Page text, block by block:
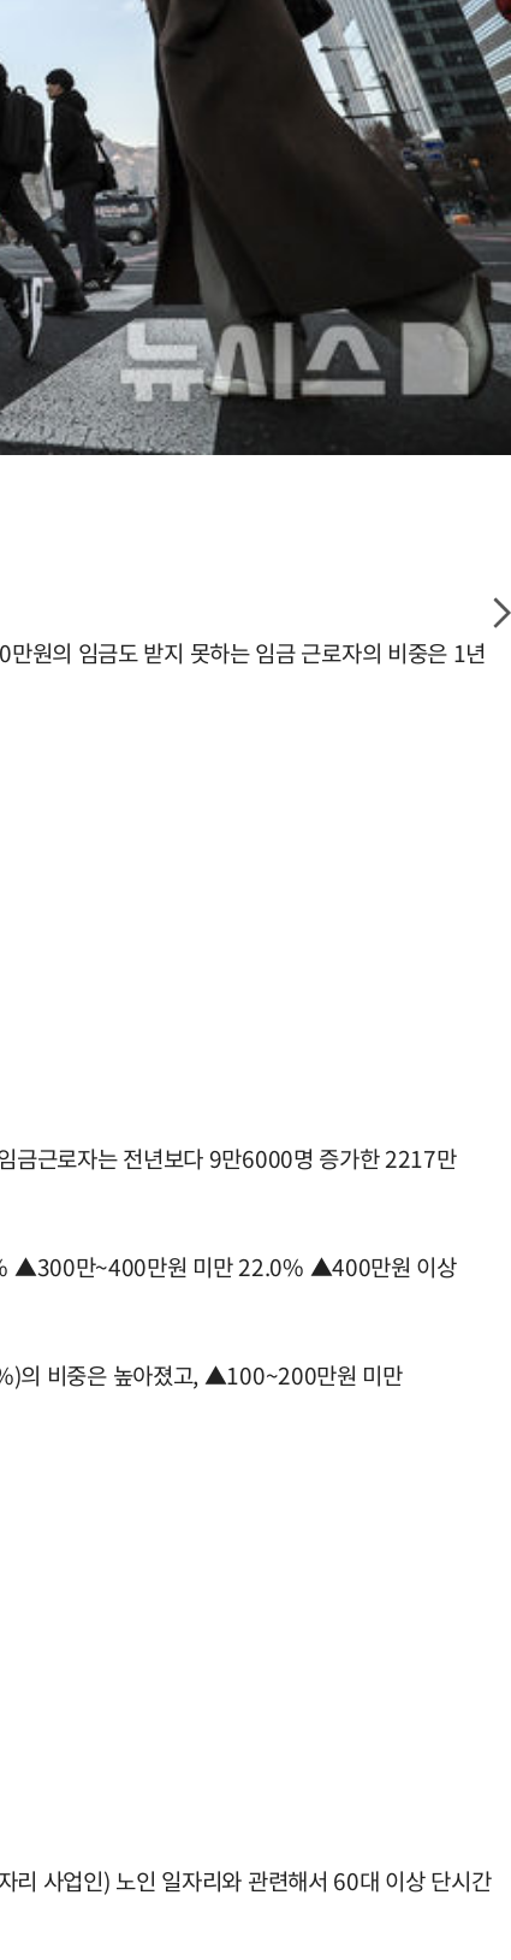
원의 임금도 받지 못하는 임금 근로자의 비중은 1년
금근로자는 전년보다 9만6000명 증가한 2217만
▲300만~400만원 미만 22.0% ▲400만원 이상
비중은 높아졌고, ▲100~200만원 미만
리 사업인) 노인 일자리와 관련해서 60대 이상 단시간